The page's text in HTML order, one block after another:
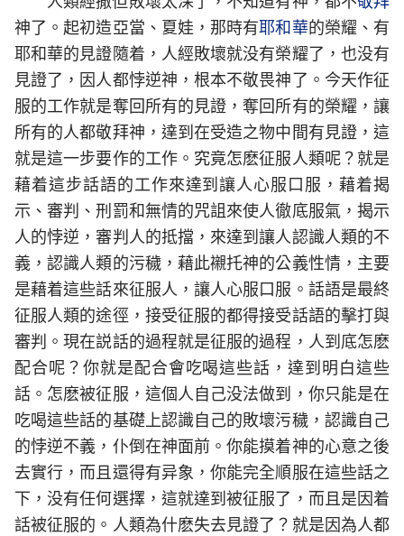
神了。起初造亞當、夏娃，那時有耶和華的榮耀、有
耶和華的見證隨着，人經敗壞就没有榮耀了，也没有
見證了，因人都悖逆神，根本不敬畏神了。今天作征
服的工作就是奪回所有的見證，奪回所有的榮耀，讓
所有的人都敬拜神，達到在受造之物中間有見證，這
就是這一步要作的工作。究竟怎麽征服人類呢？就是
藉着這步話語的工作來達到讓人心服口服，藉着揭
示、審判、刑罰和無情的咒詛來使人徹底服氣，揭示
人的悖逆，審判人的抵擋，來達到讓人認識人類的不
義，認識人類的污穢，藉此襯托神的公義性情，主要
是藉着這些話來征服人，讓人心服口服。話語是最終
征服人類的途徑，接受征服的都得接受話語的擊打與
審判。現在説話的過程就是征服的過程，人到底怎麽
配合呢？你就是配合會吃喝這些話，達到明白這些
話。怎麽被征服，這個人自己没法做到，你只能是在
吃喝這些話的基礎上認識自己的敗壞污穢，認識自己
的悖逆不義，仆倒在神面前。你能摸着神的心意之後
去實行，而且還得有异象，你能完全順服在這些話之
下，没有任何選擇，這就達到被征服了，而且是因着
話被征服的。人類為什麽失去見證了？就是因為人都